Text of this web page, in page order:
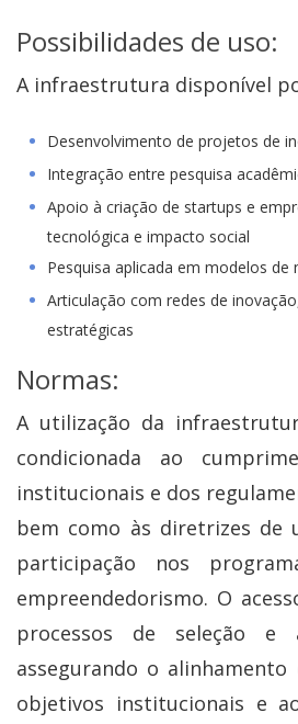
Possibilidades de uso:
A infraestrutura disponível
Desenvolvimento de projetos de
Integração entre pesquisa
Apoio à criação de startups e
tecnológica e impacto social
Pesquisa aplicada em modelos de
Articulação com redes de
estratégicas
Normas:
A utilização da
condicionada ao
institucionais e dos
bem como às diretrizes de
participação nos
empreendedorismo. O
processos de seleção e
assegurando o alinhamento
objetivos institucionais e